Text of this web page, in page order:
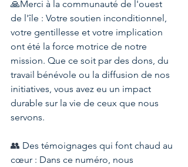
🙏Merci à la communauté de l'ouest
de l'île : Votre soutien inconditionnel,
votre gentillesse et votre implication
ont été la force motrice de notre
mission. Que ce soit par des dons, du
travail bénévole ou la diffusion de nos
initiatives, vous avez eu un impact
durable sur la vie de ceux que nous
servons.
👥 Des témoignages qui font chaud au
cœur : Dans ce numéro, nous